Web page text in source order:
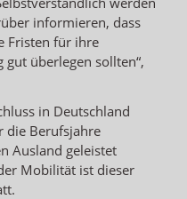
informieren, dass
Fristen für ihre
überlegen sollten“,
in Deutschland
die Berufsjahre
Ausland geleistet
Mobilität ist dieser